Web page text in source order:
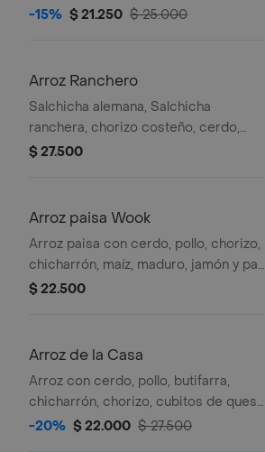
plancha. Tamaño a elegir.
-15% $ 21.250 $ 25.000
Arroz Ranchero
Salchicha alemana, Salchicha
ranchera, chorizo costeño, cerdo,
pechuga, maiz, jamon, vegetales,
$ 27.500
Arroz paisa Wook
Arroz paisa con cerdo, pollo, chorizo,
chicharrón, maíz, maduro, jamón y pan
tajado. Tamaño a elegir.
$ 22.500
Arroz de la Casa
Arroz con cerdo, pollo, butifarra,
chicharrón, chorizo, cubitos de queso
y jamón. Tamaño a elegir.
-20% $ 22.000 $ 27.500